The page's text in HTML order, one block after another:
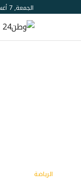
الجمعة, 7 أغسطس 2026
الرياضة